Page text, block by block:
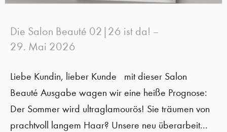
Die Salon Beauté 02|26 ist da! –
29. Mai 2026
Liebe Kundin, lieber Kunde mit dieser Salon
Beauté Ausgabe wagen wir eine heiße Prognose:
Der Sommer wird ultraglamourös! Sie träumen von
prachtvoll langem Haar? Unsere neu überarbeit...